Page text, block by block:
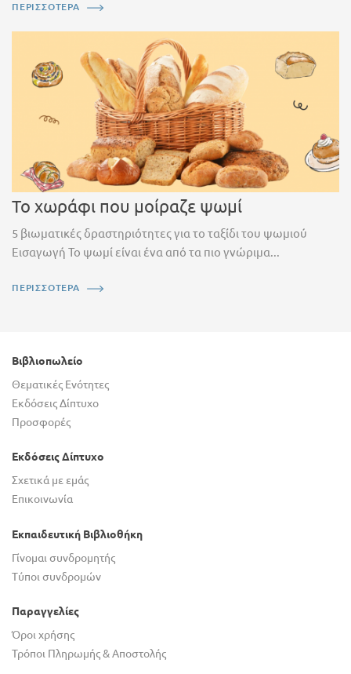
ΠΕΡΙΣΣΟΤΕΡΑ
Το χωράφι που μοίραζε ψωμί
5 βιωματικές δραστηριότητες για το ταξίδι του ψωμιού
Εισαγωγή Το ψωμί είναι ένα από τα πιο γνώριμα...
ΠΕΡΙΣΣΟΤΕΡΑ
Βιβλιοπωλείο
Θεματικές Ενότητες
Εκδόσεις Δίπτυχο
Προσφορές
Εκδόσεις Δίπτυχο
Σχετικά με εμάς
Επικοινωνία
Εκπαιδευτική Βιβλιοθήκη
Γίνομαι συνδρομητής
Τύποι συνδρομών
Παραγγελίες
Όροι χρήσης
Τρόποι Πληρωμής & Αποστολής